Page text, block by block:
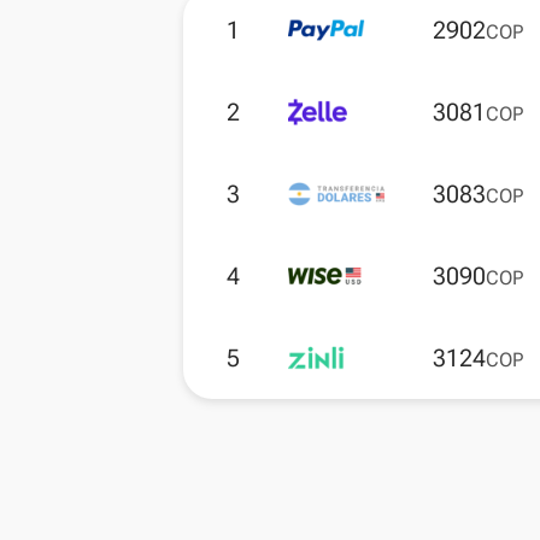
1 2902COP
2 3081 COP
3 3083COP
4 3090COP
5 3124COP